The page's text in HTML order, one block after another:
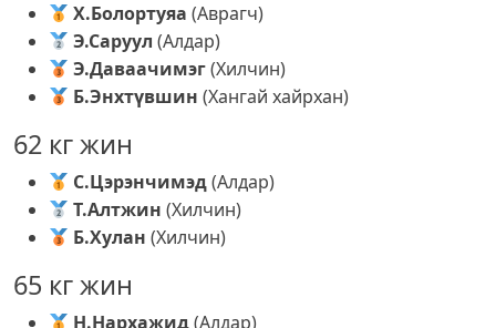
Х.Болортуяа (Аврагч)
Э.Саруул (Алдар)
Э.Даваачимэг(Хилчин)
Б.Энхтүвшин (Хангай хайрхан)
62 кг жин
С.Цэрэнчимэд(Алдар)
Т.Алтжин (Хилчин)
Б.Хулан (Хилчин)
65 кг жин
Н.Нархажид(Алдар)